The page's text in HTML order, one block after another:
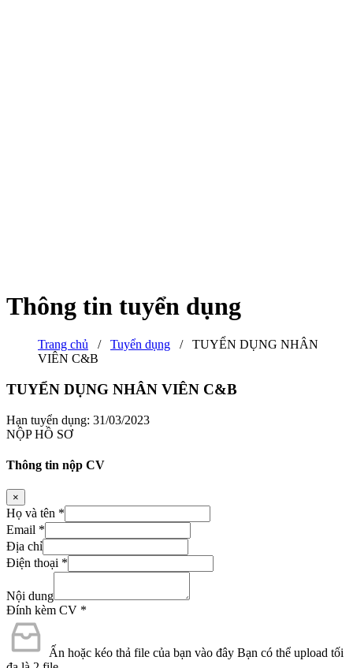
Thông tin tuyển dụng
Trang chủ / Tuyển dụng / TUYỂN DỤNG NHÂN
VIÊN C&B
TUYỂN DỤNG NHÂN VIÊN C&B
Hạn tuyển dụng: 31/03/2023
NỘP HỒ SƠ
Thông tin nộp CV
×
Họ và tên *
Email *
Địa chỉ
Điện thoại *
Nội dung
Đính kèm CV *
Ấn hoặc kéo thả file của bạn vào đây Bạn có thể upload tối